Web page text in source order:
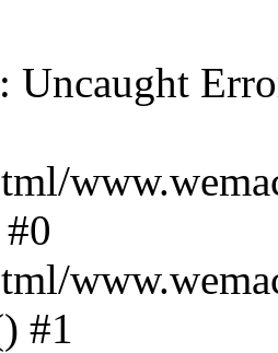
: Uncaught
#1